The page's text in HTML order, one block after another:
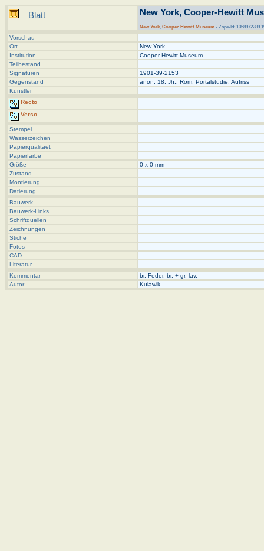
Blatt New York, Cooper-Hewitt
New York, Cooper-Hewitt Museum - Zope-Id:
Vorschau
Ort
New York
Institution
Cooper-Hewitt Museum
Teilbestand
Signaturen
1901-39-2153
Gegenstand
anon. 18. Jh.: Rom, Portalstudie, Aufriss
Künstler
Recto
Verso
Stempel
Wasserzeichen
Papierqualitaet
Papierfarbe
Größe
0 x 0 mm
Zustand
Montierung
Datierung
Bauwerk
Bauwerk-Links
Schriftquellen
Zeichnungen
Stiche
Fotos
CAD
Literatur
Kommentar
br. Feder, br. + gr. lav.
Autor
Kulawik